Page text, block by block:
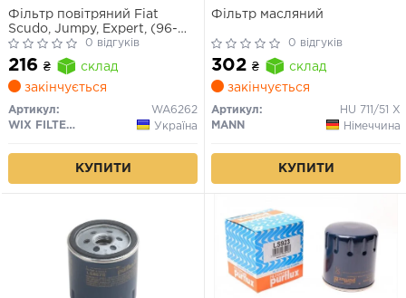
Фільтр повітряний Fiat
Scudo, Jumpy, Expert, (96-
07)
0 відгуків
216 ₴
склад
закінчується
Артикул:
WA6262
WIX FILTERS
Україна
КУПИТИ
Фільтр масляний
0 відгуків
302 ₴
склад
закінчується
Артикул:
HU 711/51 X
MANN
Німеччина
КУПИТИ